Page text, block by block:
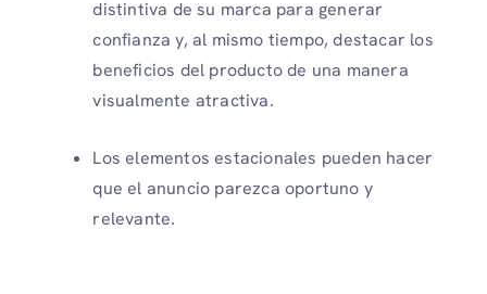
distintiva de su marca para generar
confianza y, al mismo tiempo, destacar los
beneficios del producto de una manera
visualmente atractiva.
Los elementos estacionales pueden hacer
que el anuncio parezca oportuno y
relevante.